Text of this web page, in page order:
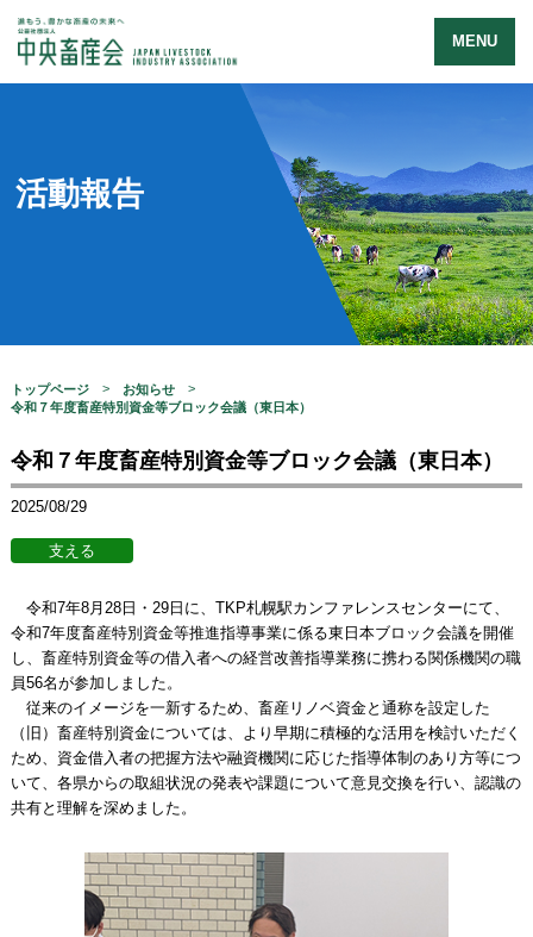
MENU
活動報告
トップページ
お知らせ
令和７年度畜産特別資金等ブロック会議（東日本）
令和７年度畜産特別資金等ブロック会議（東日本）
2025/08/29
令和7年8月28日・29日に、TKP札幌駅カンファレンスセンターにて、
令和7年度畜産特別資金等推進指導事業に係る東日本ブロック会議を開催
し、畜産特別資金等の借入者への経営改善指導業務に携わる関係機関の職
員56名が参加しました。
従来のイメージを一新するため、畜産リノベ資金と通称を設定した
（旧）畜産特別資金については、より早期に積極的な活用を検討いただく
ため、資金借入者の把握方法や融資機関に応じた指導体制のあり方等につ
いて、各県からの取組状況の発表や課題について意見交換を行い、認識の
共有と理解を深めました。